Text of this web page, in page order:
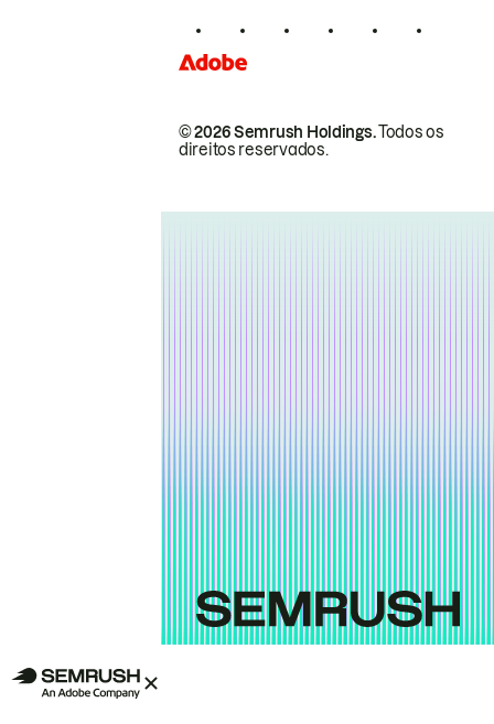
© 2026 Semrush Holdings.Todos os
direitos reservados.